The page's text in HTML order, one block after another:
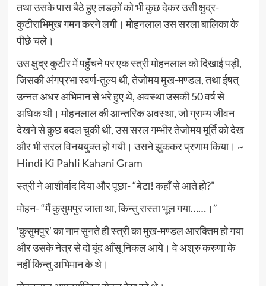
तथा उसके पास बैठे हुए लडक़ों को भी कुछ देकर उसी क्षुद्र-
कुटीराभिमुख गमन करने लगी। मोहनलाल उस सरला बालिका के
पीछे चले।
उस क्षुद्र कुटीर में पहुँचने पर एक स्त्री मोहनलाल को दिखाई पड़ी,
जिसकी अंगप्रभा स्वर्ण-तुल्य थी, तेजोमय मुख-मण्डल, तथा ईषत्
उन्नत अधर अभिमान से भरे हुए थे, अवस्था उसकी 50 वर्ष से
अधिक थी। मोहनलाल की आन्तरिक अवस्था, जो ग्राम्य जीवन
देखने से कुछ बदल चुकी थी, उस सरल गम्भीर तेजोमय मूर्ति को देख
और भी सरल विनययुक्त हो गयी। उसने झुककर प्रणाम किया। ~
Hindi Ki Pahli Kahani Gram
स्त्री ने आशीर्वाद दिया और पूछा- “बेटा! कहाँ से आते हो?”
मोहन- “मैं कुसुमपुर जाता था, किन्तु रास्ता भूल गया……।”
‘कुसुमपुर’ का नाम सुनते ही स्त्री का मुख-मण्डल आरक्तिम हो गया
और उसके नेत्र से दो बूंद आँसू निकल आये। वे अश्रु करुणा के
नहीं किन्तु अभिमान के थे।